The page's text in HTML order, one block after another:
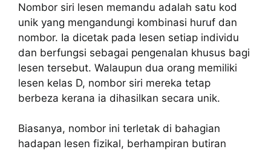
Nombor siri lesen memandu adalah satu kod
unik yang mengandungi kombinasi huruf dan
nombor. Ia dicetak pada lesen setiap individu
dan berfungsi sebagai pengenalan khusus bagi
lesen tersebut. Walaupun dua orang memiliki
lesen kelas D, nombor siri mereka tetap
berbeza kerana ia dihasilkan secara unik.
Biasanya, nombor ini terletak di bahagian
hadapan lesen fizikal, berhampiran butiran